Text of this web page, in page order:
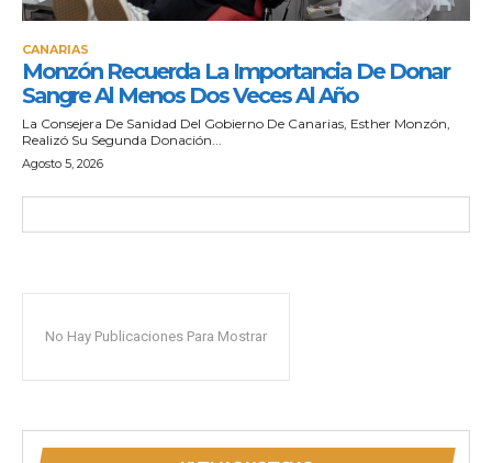
CANARIAS
Monzón Recuerda La Importancia De Donar
Sangre Al Menos Dos Veces Al Año
La Consejera De Sanidad Del Gobierno De Canarias, Esther Monzón,
Realizó Su Segunda Donación...
Agosto 5, 2026
No Hay Publicaciones Para Mostrar